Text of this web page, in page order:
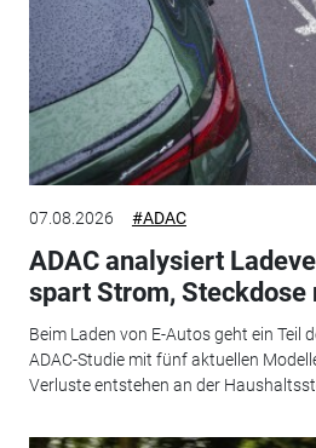
07.08.2026 #ADAC
ADAC analysiert
spart Strom, Steckdose
Beim Laden von E-Autos geht ein Teil
ADAC-Studie mit fünf aktuellen
Verluste entstehen an der